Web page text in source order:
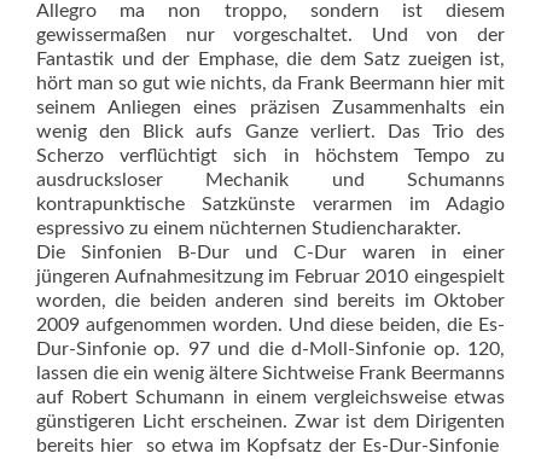
Allegro ma non troppo, sondern ist diesem
gewissermaßen nur vorgeschaltet. Und von der
Fantastik und der Emphase, die dem Satz zueigen ist,
hört man so gut wie nichts, da Frank Beermann hier mit
seinem Anliegen eines präzisen Zusammenhalts ein
wenig den Blick aufs Ganze verliert. Das Trio des
Scherzo verflüchtigt sich in höchstem Tempo zu
ausdrucksloser Mechanik und Schumanns
kontrapunktische Satzkünste verarmen im Adagio
espressivo zu einem nüchternen Studiencharakter.
Die Sinfonien B-Dur und C-Dur waren in einer
jüngeren Aufnahmesitzung im Februar 2010 eingespielt
worden, die beiden anderen sind bereits im Oktober
2009 aufgenommen worden. Und diese beiden, die Es-
Dur-Sinfonie op. 97 und die d-Moll-Sinfonie op. 120,
lassen die ein wenig ältere Sichtweise Frank Beermanns
auf Robert Schumann in einem vergleichsweise etwas
günstigeren Licht erscheinen. Zwar ist dem Dirigenten
bereits hier  so etwa im Kopfsatz der Es-Dur-Sinfonie 